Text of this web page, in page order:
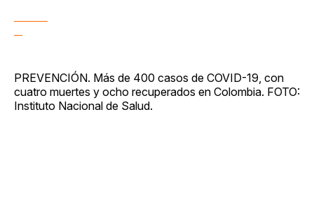
PREVENCIÓN. Más de 400 casos de COVID-19, con
cuatro muertes y ocho recuperados en Colombia. FOTO:
Instituto Nacional de Salud.